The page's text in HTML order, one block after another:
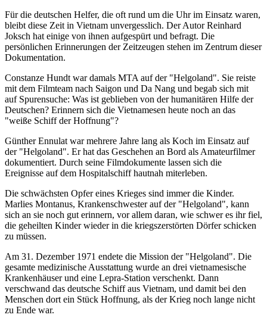
Für die deutschen Helfer, die oft rund um die Uhr im Einsatz waren,
bleibt diese Zeit in Vietnam unvergesslich. Der Autor Reinhard
Joksch hat einige von ihnen aufgespürt und befragt. Die
persönlichen Erinnerungen der Zeitzeugen stehen im Zentrum dieser
Dokumentation.
Constanze Hundt war damals MTA auf der "Helgoland". Sie reiste
mit dem Filmteam nach Saigon und Da Nang und begab sich mit
auf Spurensuche: Was ist geblieben von der humanitären Hilfe der
Deutschen? Erinnern sich die Vietnamesen heute noch an das
"weiße Schiff der Hoffnung"?
Günther Ennulat war mehrere Jahre lang als Koch im Einsatz auf
der "Helgoland". Er hat das Geschehen an Bord als Amateurfilmer
dokumentiert. Durch seine Filmdokumente lassen sich die
Ereignisse auf dem Hospitalschiff hautnah miterleben.
Die schwächsten Opfer eines Krieges sind immer die Kinder.
Marlies Montanus, Krankenschwester auf der "Helgoland", kann
sich an sie noch gut erinnern, vor allem daran, wie schwer es ihr fiel,
die geheilten Kinder wieder in die kriegszerstörten Dörfer schicken
zu müssen.
Am 31. Dezember 1971 endete die Mission der "Helgoland". Die
gesamte medizinische Ausstattung wurde an drei vietnamesische
Krankenhäuser und eine Lepra-Station verschenkt. Dann
verschwand das deutsche Schiff aus Vietnam, und damit bei den
Menschen dort ein Stück Hoffnung, als der Krieg noch lange nicht
zu Ende war.